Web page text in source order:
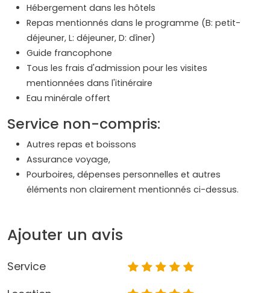
Hébergement dans les hôtels
Repas mentionnés dans le programme (B: petit-
déjeuner, L: déjeuner, D: dîner)
Guide francophone
Tous les frais d'admission pour les visites
mentionnées dans l'itinéraire
Eau minérale offert
Service non-compris:
Autres repas et boissons
Assurance voyage,
Pourboires, dépenses personnelles et autres
éléments non clairement mentionnés ci-dessus.
Ajouter un avis
Service